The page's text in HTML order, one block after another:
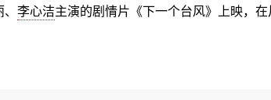
李心洁主演的剧情片《下一个台风》上映，在